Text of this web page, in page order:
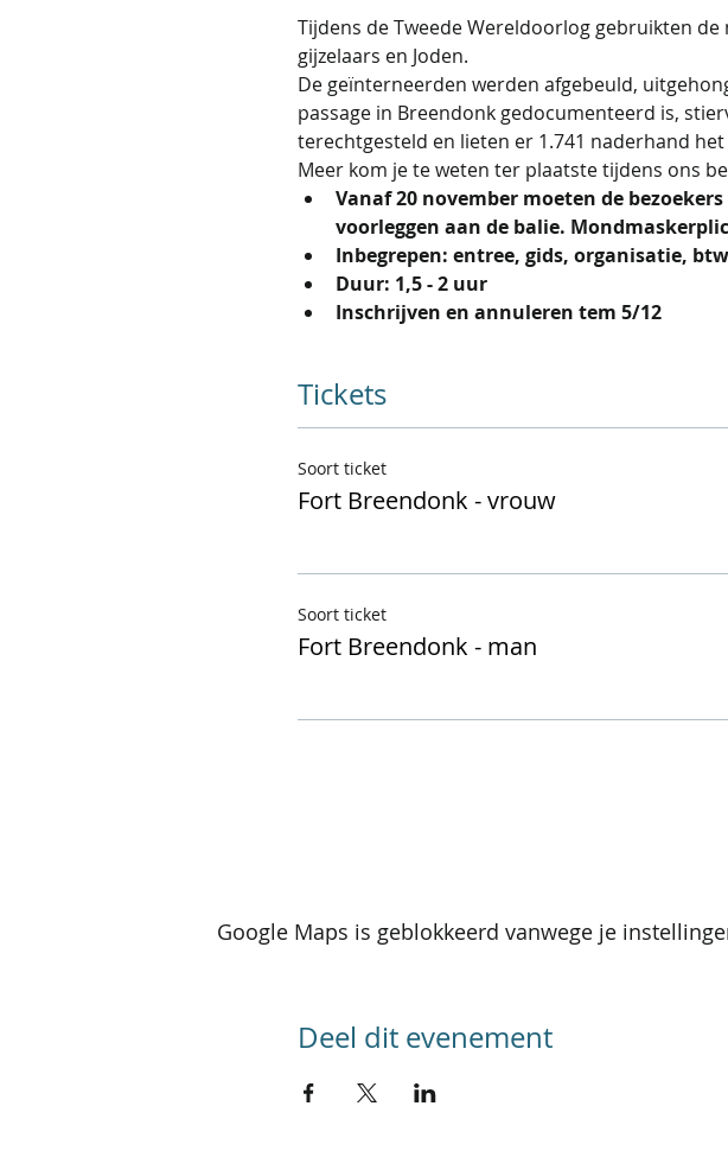
Tijdens de Tweede Wereldoorlog gebruikten
gijzelaars en Joden.
De geïnterneerden werden afgebeuld,
passage in Breendonk gedocumenteerd is,
terechtgesteld en lieten er 1.741 naderhand
Meer kom je te weten ter plaatste tijdens ons
Vanaf 20 november moeten de
voorleggen aan de balie.
Inbegrepen: entree, gids, organisatie, btw
Duur: 1,5 - 2 uur
Inschrijven en annuleren tem 5/12
Tickets
Soort ticket
Fort Breendonk - vrouw
Soort ticket
Fort Breendonk - man
Google Maps is geblokkeerd vanwege je
Deel dit evenement